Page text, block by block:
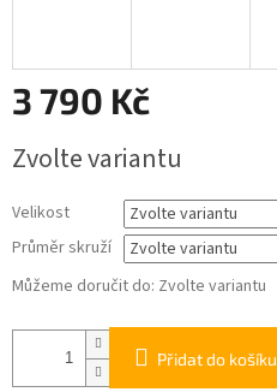
3 790 Kč
cena:
Zvolte variantu
Velikost
Průměr skruží
Můžeme doručit do: Zvolte variantu
Přidat do košíku